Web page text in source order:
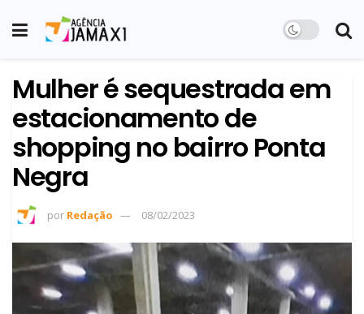
Mulher é sequestrada em
estacionamento de
shopping no bairro Ponta
Negra
por Redação 08/02/2023